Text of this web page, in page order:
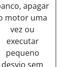
apagar
motor uma
vez ou
executar
pequeno
desvio sem